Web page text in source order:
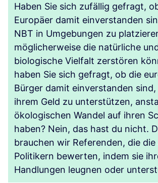
Haben Sie sich zufällig gefragt,
Europäer damit einverstanden
NBT in Umgebungen zu
möglicherweise die natürliche
biologische Vielfalt zerstören
haben Sie sich gefragt, ob die
Bürger damit einverstanden
ihrem Geld zu unterstützen,
ökologischen Wandel auf ihren
haben? Nein, das hast du nicht.
brauchen wir Referenden, die
Politikern bewerten, indem sie
Handlungen leugnen oder